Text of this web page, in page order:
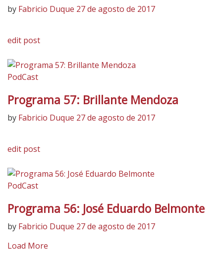
by Fabricio Duque 27 de agosto de 2017
edit post
PodCast
Programa 57: Brillante Mendoza
by Fabricio Duque 27 de agosto de 2017
edit post
PodCast
Programa 56: José Eduardo Belmonte
by Fabricio Duque 27 de agosto de 2017
Load More